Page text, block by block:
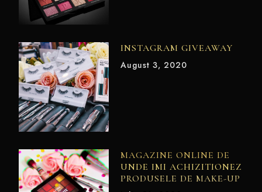
INSTAGRAM GIVEAWAY
August 3, 2020
MAGAZINE ONLINE DE
UNDE IMI ACHIZITIONEZ
PRODUSELE DE MAKE-UP